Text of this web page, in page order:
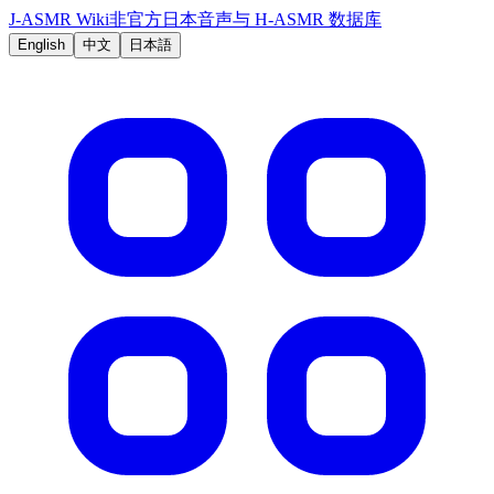
J-ASMR Wiki非官方日本音声与 H-ASMR 数据库
English 中文 日本語